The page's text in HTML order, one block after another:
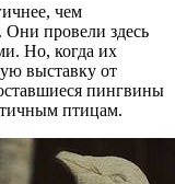
чем
провели здесь
Но, когда их
выставку от
пингвины
птицам.